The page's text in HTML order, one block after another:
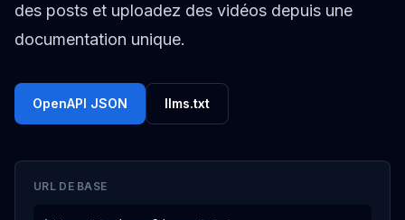
des posts et uploadez des vidéos depuis une
documentation unique.
OpenAPI JSON llms.txt
URL DE BASE